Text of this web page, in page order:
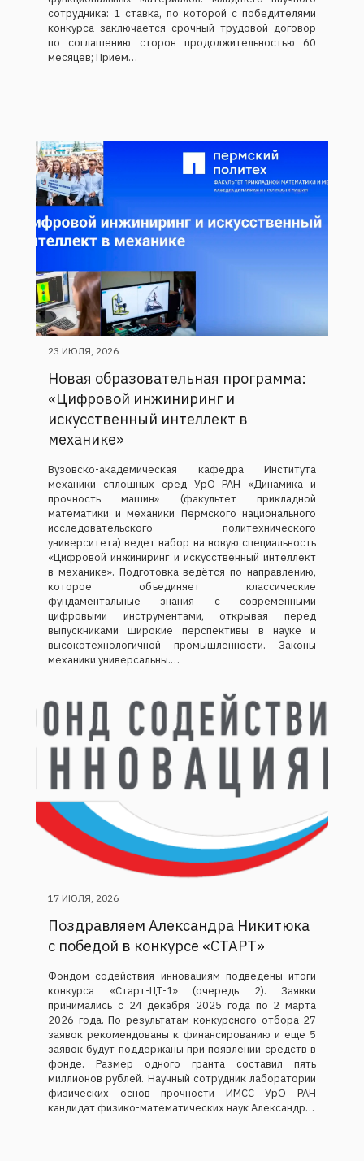
конкурса заключается срочный трудовой договор
по соглашению сторон продолжительностью 60
месяцев; Прием…
23 ИЮЛЯ, 2026
Новая образовательная программа:
«Цифровой инжиниринг и
искусственный интеллект в
механике»
механики сплошных сред УрО РАН «Динамика и
прочность машин» (факультет прикладной
математики и механики Пермского национального
исследовательского политехнического
университета) ведет набор на новую специальность
«Цифровой инжиниринг и искусственный интеллект
в механике». Подготовка ведётся по направлению,
которое объединяет классические
фундаментальные знания с современными
цифровыми инструментами, открывая перед
выпускниками широкие перспективы в науке и
высокотехнологичной промышленности. Законы
механики универсальны.…
Поздравляем Александра Никитюка
с победой в конкурсе «СТАРТ»
Фондом содействия инновациям подведены итоги
конкурса «Старт-ЦТ-1» (очередь 2). Заявки
принимались с 24 декабря 2025 года по 2 марта
2026 года. По результатам конкурсного отбора 27
заявок рекомендованы к финансированию и еще 5
заявок будут поддержаны при появлении средств в
фонде. Размер одного гранта составил пять
миллионов рублей. Научный сотрудник лаборатории
физических основ прочности ИМСС УрО РАН
кандидат физико-математических наук Александр…